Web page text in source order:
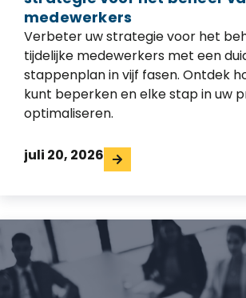
medewerkers
Verbeter uw strategie voor het
tijdelijke medewerkers met een
stappenplan in vijf fasen. Ontdek
kunt beperken en elke stap in uw
optimaliseren.
juli 20, 2026